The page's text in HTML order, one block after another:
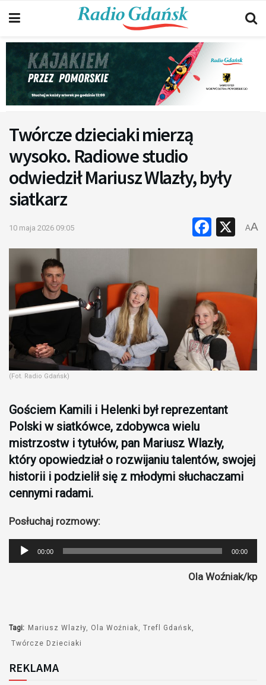
Twórcze dzieciaki mierzą
wysoko. Radiowe studio
odwiedził Mariusz Wlazły, były
siatkarz
10 maja 2026 09:05 X
AA
(Fot. Radio Gdańsk)
Gościem Kamili i Helenki był reprezentant
Polski w siatkówce, zdobywca wielu
mistrzostw i tytułów, pan Mariusz Wlazły,
który opowiedział o rozwijaniu talentów, swojej
historii i podzielił się z młodymi słuchaczami
cennymi radami.
Posłuchaj rozmowy:
Odtwarzacz
plików
00:00 00:00
Ola Woźniak/kp
Tagi: Mariusz Wlazły Ola Woźniak
Trefl Gdańsk
Twórcze Dzieciaki
REKLAMA